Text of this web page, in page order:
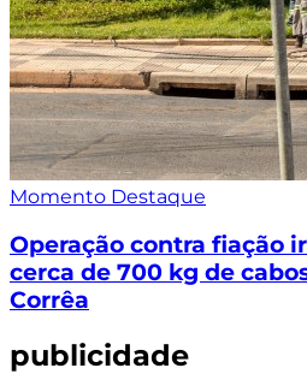
Momento Destaque
Operação contra fiação
cerca de 700 kg de
Corrêa
publicidade